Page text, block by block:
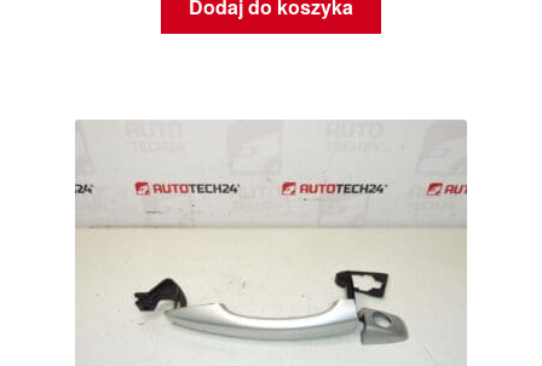
Dodaj do koszyka